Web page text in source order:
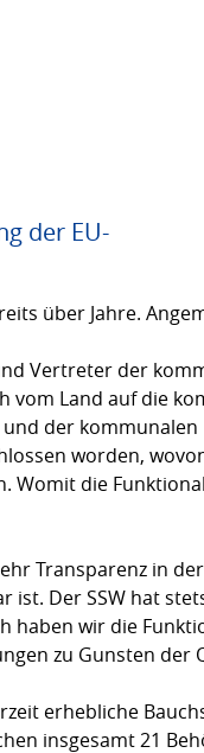
der EU-
über Jahre.
Vertreter der
vom Land auf die
und der kommunalen
worden,
Womit die
Transparenz in
Der SSW hat
haben wir die
zu Gunsten der
erhebliche
insgesamt 21